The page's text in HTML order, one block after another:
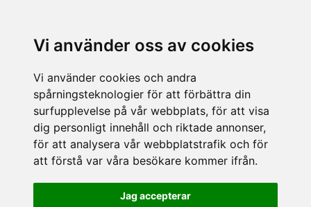
Vi använder oss av cookies
Vi använder cookies och andra
spårningsteknologier för att förbättra din
surfupplevelse på vår webbplats, för att visa
dig personligt innehåll och riktade annonser,
för att analysera vår webbplatstrafik och för
att förstå var våra besökare kommer ifrån.
Jag accepterar